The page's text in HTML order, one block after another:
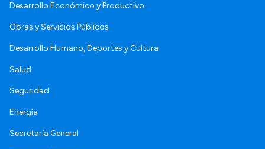
Desarrollo Económico y Productivo
Obras y Servicios Públicos
Desarrollo Humano, Deportes y Cultura
Salud
Seguridad
Energía
Secretaría General